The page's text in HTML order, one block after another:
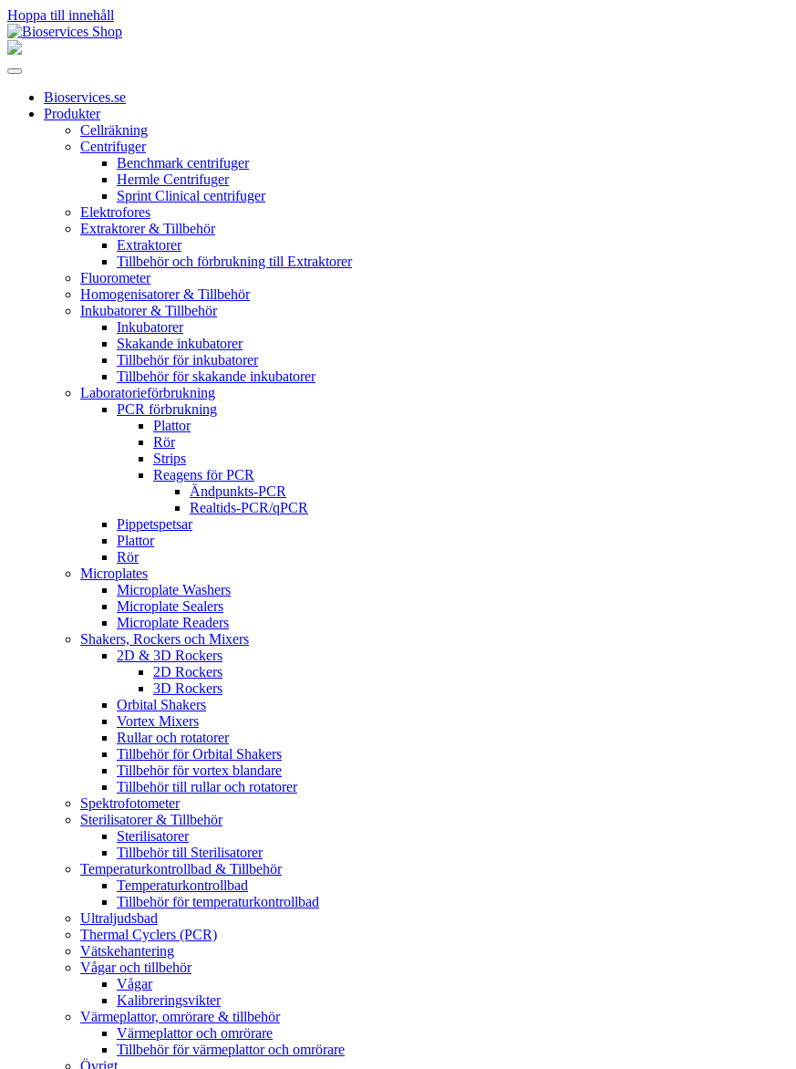
Hoppa till innehåll
Huvudnavigering
Bioservices.se
Produkter
Cellräkning
Centrifuger
Benchmark centrifuger
Hermle Centrifuger
Sprint Clinical centrifuger
Elektrofores
Extraktorer & Tillbehör
Extraktorer
Tillbehör och förbrukning till Extraktorer
Fluorometer
Homogenisatorer & Tillbehör
Inkubatorer & Tillbehör
Inkubatorer
Skakande inkubatorer
Tillbehör för inkubatorer
Tillbehör för skakande inkubatorer
Laboratorieförbrukning
PCR förbrukning
Plattor
Rör
Strips
Reagens för PCR
Ändpunkts-PCR
Realtids-PCR/qPCR
Pippetspetsar
Plattor
Rör
Microplates
Microplate Washers
Microplate Sealers
Microplate Readers
Shakers, Rockers och Mixers
2D & 3D Rockers
2D Rockers
3D Rockers
Orbital Shakers
Vortex Mixers
Rullar och rotatorer
Tillbehör för Orbital Shakers
Tillbehör för vortex blandare
Tillbehör till rullar och rotatorer
Spektrofotometer
Sterilisatorer & Tillbehör
Sterilisatorer
Tillbehör till Sterilisatorer
Temperaturkontrollbad & Tillbehör
Temperaturkontrollbad
Tillbehör för temperaturkontrollbad
Ultraljudsbad
Thermal Cyclers (PCR)
Vätskehantering
Vågar och tillbehör
Vågar
Kalibreringsvikter
Värmeplattor, omrörare & tillbehör
Värmeplattor och omrörare
Tillbehör för värmeplattor och omrörare
Övrigt